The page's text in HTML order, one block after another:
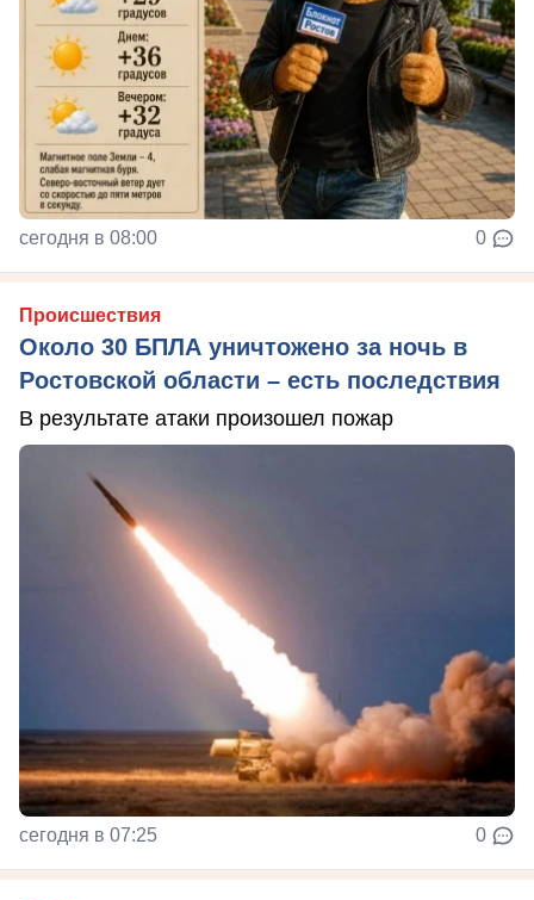
сегодня в 08:00 0
Происшествия
Около 30 БПЛА уничтожено за ночь в
Ростовской области – есть последствия
В результате атаки произошел пожар
сегодня в 07:25 0